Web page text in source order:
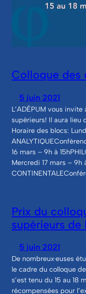
Colloque des
5 juin 2021
L’ADÉPUM vous
supérieurs! Il aura lieu
Horaire des blocs:
16 mars – 9h à
Mercredi 17 mars – 9h
Prix du
supérieurs de
5 juin 2021
De nombreux·euses
le cadre du colloque
s’est tenu du 15 au 18
récompensées pour